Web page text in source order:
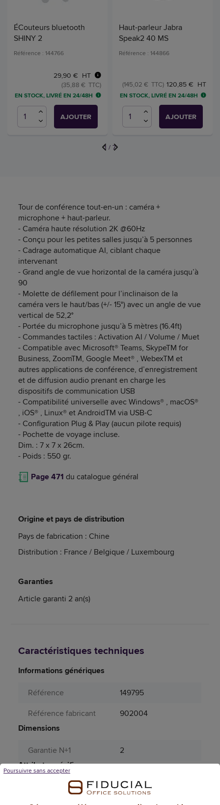
ÉCouteurs bluetooth
SHINY 2
Référence : 144766
29,90 € HT
(35,88 € TTC)
EN STOCK, LIVRÉ EN 24/48H
AJOUTER
Haut-parleur Jabra
Speak2 40 MS
Référence : 144866
120,85 € HT
(145,02 € TTC)
EN STOCK, LIVRÉ EN 24/48H
AJOUTER
1 / 7
Tour de conférence tout-en-un : caméra +
microphone + haut-parleur.
- Caméra haute résolution 2K @60Hz
- Conçu pour les petites salles jusqu’à 5 personnes
- Cadrage automatique AI, ciblant chaque
intervenant
- Grand angle de vue horizontal de la caméra jusqu’à
90
- Molette de défilement pour l’inclinaison de la
caméra vers le haut/bas (+/- 15°) avec un angle de vue
vertical de 52,2°
- Portée du microphone jusqu’à 5 mètres (16.4ft)
- Commandes tactiles : Activation AI / Volume / Muet
- Compatible avec Microsoft® Teams, SkypeTM for
Business, ZoomTM, Google Meet® , WebexTM et
autres applications de conférence, d’enregistrement
et de diffusion audio prenant en charge les
dispositifs de communication USB
- Compatibilité universelle avec Windows® , macOS®
, iOS® , Linux® et AndroidTM via USB-C
- Configuration Plug & Play (aucun pilote requis)
- Pochette de voyage incluse.
Dim. : 7 x 7 x 26cm.
- Poids : 550 gr.
Page 471 du catalogue général
Origine et pays de distribution
Pays de fabrication : Chine
Distribution : France / Belgique / Luxembourg
Garanties
Article garanti 2 an(s)
Caractéristiques techniques
Informations génériques
Référence
149795
Référence fabricant
902004
Dimensions
Garantie N+1
2
Attributs spécifiques
Non
Poursuivre sans accepter